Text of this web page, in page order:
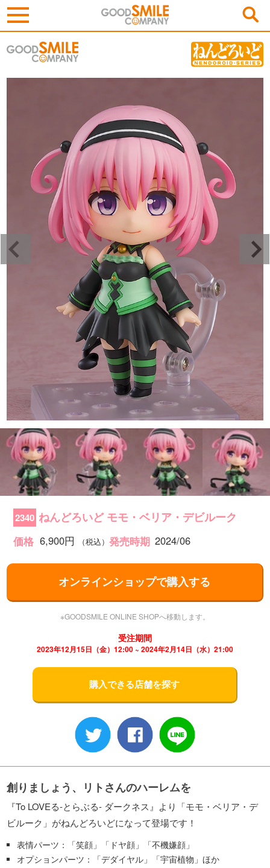
2340 ねんどろいど モモ・ベリア・デビルーク
価格 6,900円 （税込） 発売時期 2024/06
オンラインショップで購入する
※GOODSMILE ONLINE SHOPへ移動します。
受注期間
2023年12月15日（金）12:00 ~ 2024年2月14日（水）21:00
購入できる店舗を探す
創りましょう、リトさんのハーレムを
『To LOVEる-とらぶる- ダークネス』より「モモ・ベリア・デ
ビルーク」がねんどろいどになって登場です！
表情パーツ：「笑顔」「ドヤ顔」「不機嫌顔」
オプションパーツ：「デダイヤル」「宇宙植物」ほか